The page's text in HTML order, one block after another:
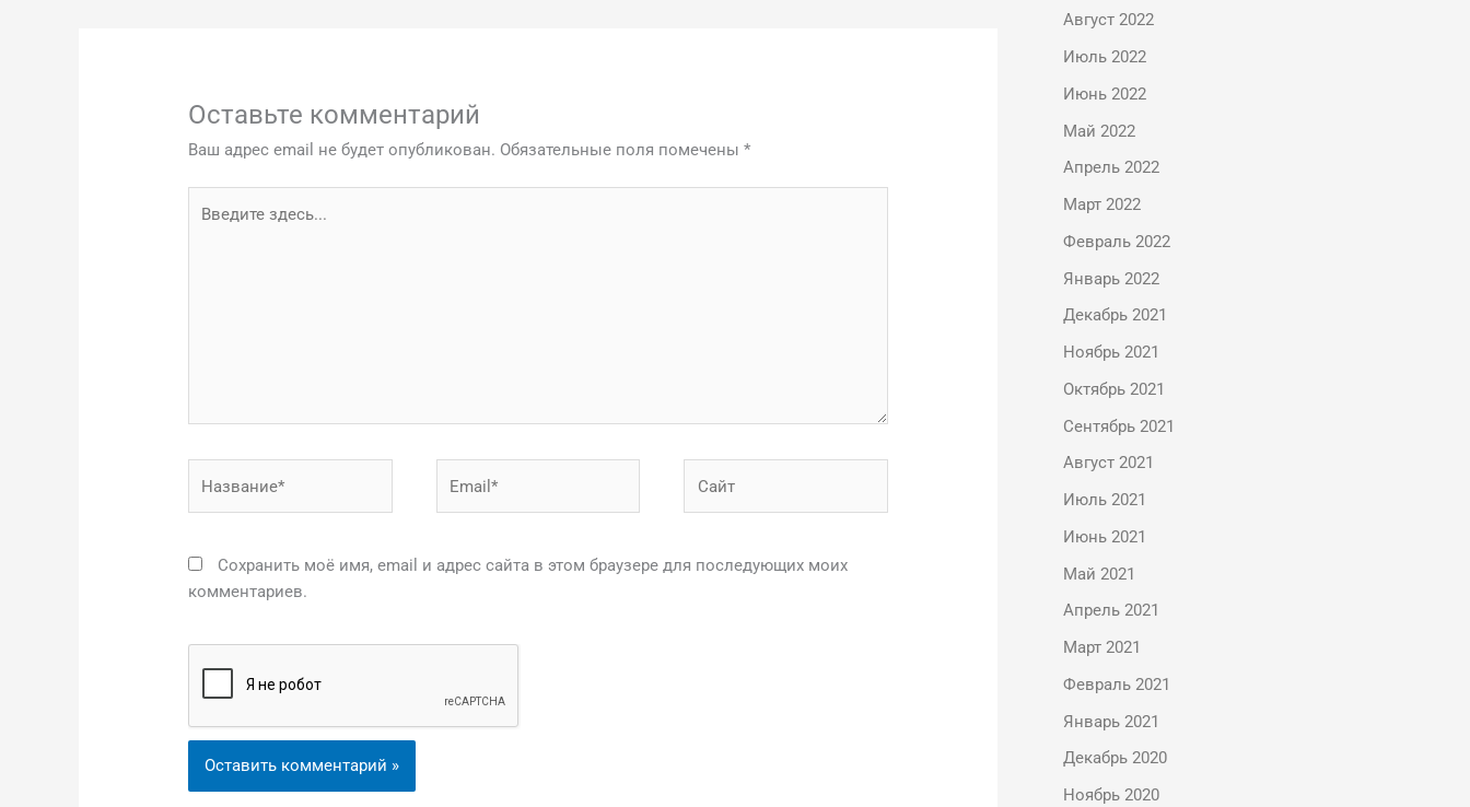
Оставьте комментарий
Ваш адрес email не будет опубликован. Обязательные поля помечены*
здесь...
Сохранить моё имя, email и адрес сайта в этом браузере для последующих моих
комментариев.
Август 2022
Июль 2022
Июнь 2022
Май 2022
Апрель 2022
Март 2022
Февраль 2022
Январь 2022
Декабрь 2021
Ноябрь 2021
Октябрь 2021
Сентябрь 2021
Август 2021
Июль 2021
Июнь 2021
Май 2021
Апрель 2021
Март 2021
Февраль 2021
Январь 2021
Декабрь 2020
Ноябрь 2020